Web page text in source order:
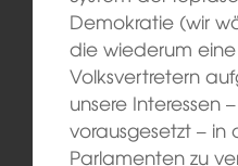
Demokratie (wir
die wiederum eine
Volksvertretern
unsere Interessen
vorausgesetzt – in
Parlamenten zu